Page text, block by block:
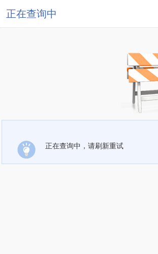
正在查询中
正在查询中，请刷新重试